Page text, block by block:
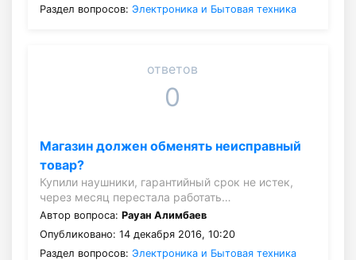
Раздел вопросов: Электроника и Бытовая техника
ответов
0
Магазин должен обменять неисправный
товар?
Купили наушники, гарантийный срок не истек,
через месяц перестала работать…
Автор вопроса: Рауан Алимбаев
Опубликовано: 14 декабря 2016, 10:20
Раздел вопросов: Электроника и Бытовая техника